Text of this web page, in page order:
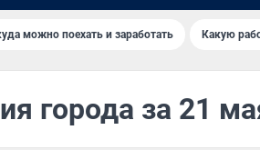
можно поехать и заработать Какую
города за 21